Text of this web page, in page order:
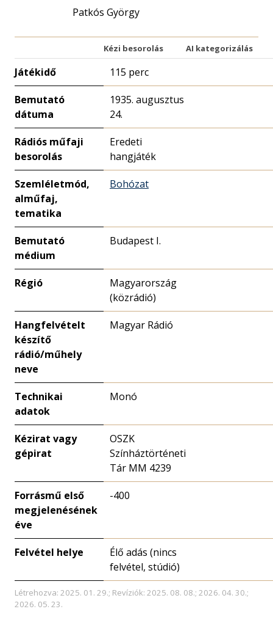
Patkós György
Kézi besorolás AI kategorizálás
Játékidő 115 perc
Bemutató
dátuma
1935. augusztus
24.
Rádiós műfaji
besorolás
Eredeti
hangjáték
Szemléletmód,
alműfaj,
tematika
Bohózat
Bemutató
médium
Budapest I.
Régió
Magyarország
(közrádió)
Hangfelvételt
készítő
rádió/műhely
neve
Magyar Rádió
Technikai
adatok
Monó
Kézirat vagy
gépirat
OSZK
Színháztörténeti
Tár MM 4239
Forrásmű első
megjelenésének
éve
-400
Felvétel helye
Élő adás (nincs
felvétel, stúdió)
Létrehozva: 2025. 01. 29.; Revíziók: 2025. 08. 08.; 2026. 04. 30.;
2026. 05. 23.